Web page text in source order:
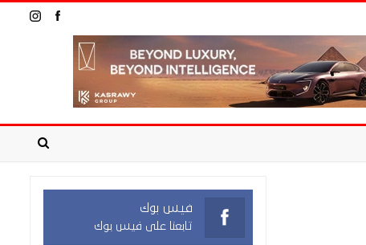
فيس بوك
تابعنا على فيس بوك